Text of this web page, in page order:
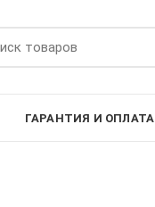
ГАРАНТИЯ И ОПЛАТА